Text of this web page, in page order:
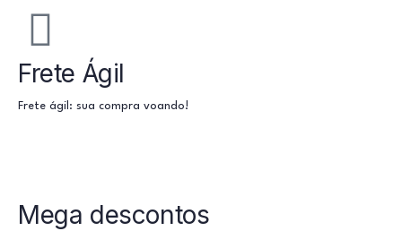
Frete Ágil
Frete ágil: sua compra voando!
Mega descontos